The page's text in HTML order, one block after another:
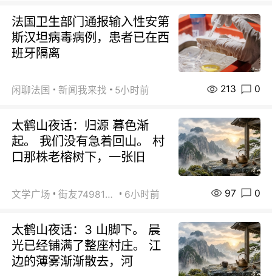
法国卫生部门通报输入性安第
斯汉坦病毒病例，患者已在西
班牙隔离
闲聊法国 新闻我来找 5小时前 213 0
太鹤山夜话：归源 暮色渐
起。 我们没有急着回山。 村
口那株老榕树下，一张旧
文学广场 街友74981146 6小时前 97 0
太鹤山夜话：3 山脚下。 晨
光已经铺满了整座村庄。 江
边的薄雾渐渐散去，河